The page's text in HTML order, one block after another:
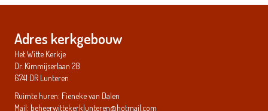
Adres kerkgebouw
Het Witte Kerkje
Dr. Kimmijserlaan 28
6741 DR Lunteren
Ruimte huren: Fieneke van Dalen
Mail: beheerwittekerklunteren@hotmail.com